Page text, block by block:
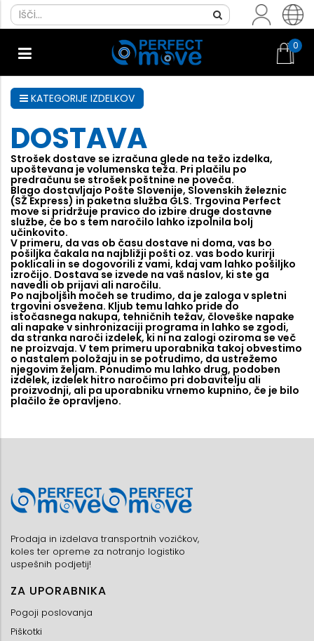
0
KATEGORIJE IZDELKOV
DOSTAVA
Strošek dostave se izračuna glede na težo izdelka,
upoštevana je volumenska teža. Pri plačilu po
predračunu se strošek poštnine ne poveča.
Blago dostavljajo Pošte Slovenije, Slovenskih železnic
(SŽ Express) in paketna služba GLS. Trgovina Perfect
move si pridržuje pravico do izbire druge dostavne
službe, če bo s tem naročilo lahko izpolnila bolj
učinkovito.
V primeru, da vas ob času dostave ni doma, vas bo
pošiljka čakala na najbližji pošti oz. vas bodo kurirji
poklicali in se dogovorili z vami, kdaj vam lahko pošiljko
izročijo. Dostava se izvede na vaš naslov, ki ste ga
navedli ob prijavi ali naročilu.
Po najboljših močeh se trudimo, da je zaloga v spletni
trgovini osvežena. Kljub temu lahko pride do
istočasnega nakupa, tehničnih težav, človeške napake
ali napake v sinhronizaciji programa in lahko se zgodi,
da stranka naroči izdelek, ki ni na zalogi oziroma se več
ne proizvaja. V tem primeru uporabnika takoj obvestimo
o nastalem položaju in se potrudimo, da ustrežemo
njegovim željam. Ponudimo mu lahko drug, podoben
izdelek, izdelek hitro naročimo pri dobavitelju ali
proizvodnji, ali pa uporabniku vrnemo kupnino, če je bilo
plačilo že opravljeno.
Prodaja in izdelava transportnih vozičkov,
koles ter opreme za notranjo logistiko
uspešnih podjetij!
ZA UPORABNIKA
Pogoji poslovanja
Piškotki